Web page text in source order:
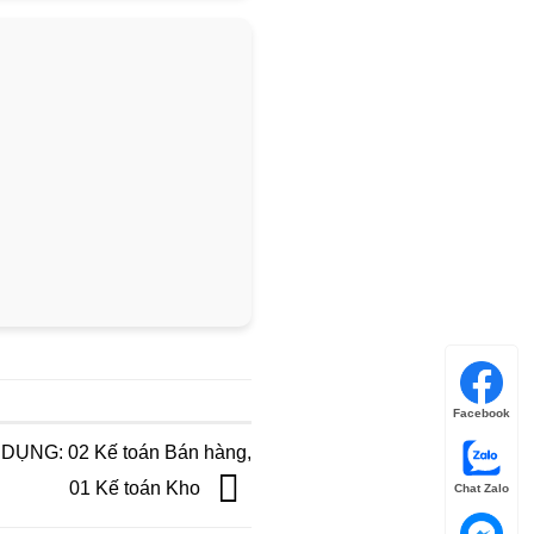
02 Kế toán Bán hàng,
01 Kế toán Kho
Facebook
Chat Zalo